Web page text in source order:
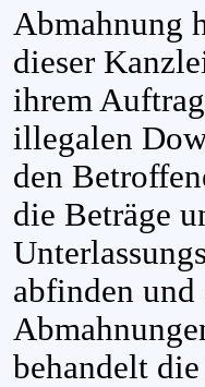
Abmahnung
dieser
ihrem
illegalen
den
die Beträge
abfinden
behandelt